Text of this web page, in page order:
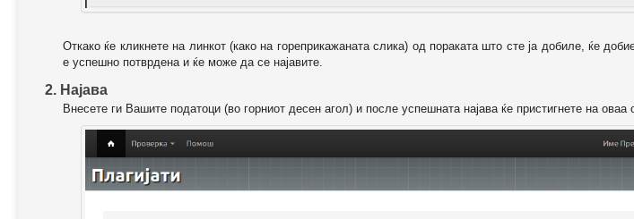
Откако ќе кликнете на линкот (како на гореприкажаната слика) од пораката што сте ја добиле, ќе
е успешно потврдена и ќе може да се најавите.
2. Најава
Внесете ги Вашите податоци (во горниот десен агол) и после успешната најава ќе пристигнете на оваа